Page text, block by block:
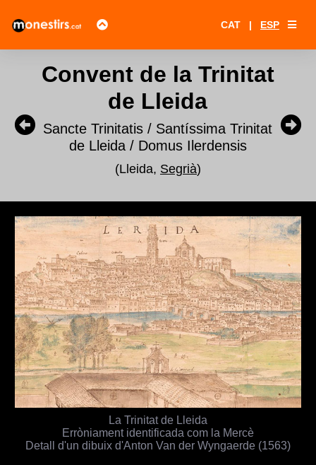
CAT | ESP
Convent de la Trinitat
de Lleida
Sancte Trinitatis / Santíssima Trinitat
de Lleida / Domus Ilerdensis
(Lleida, Segrià)
La Trinitat de Lleida
Erròniament identificada com la Mercè
Detall d'un dibuix d'Anton Van der Wyngaerde (1563)